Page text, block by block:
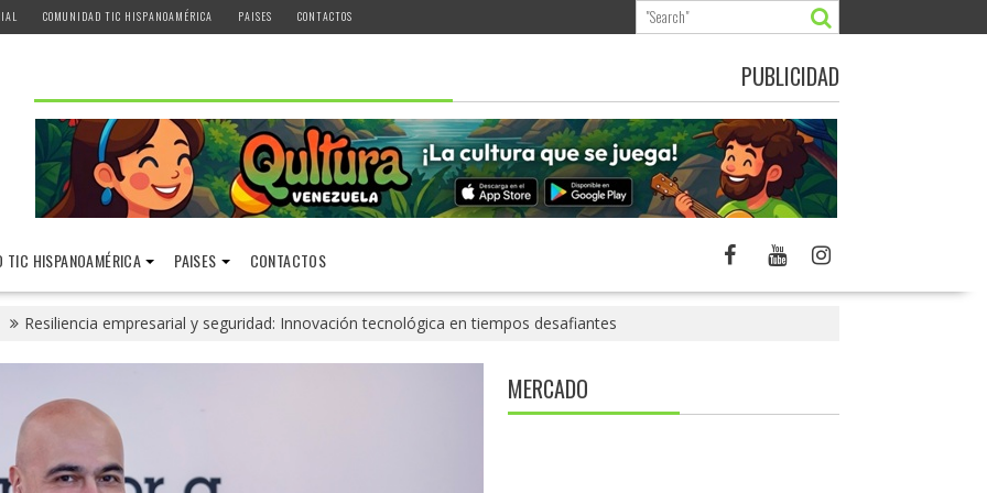
COMUNIDAD TIC HISPANOAMÉRICA PAISES CONTACTOS
PUBLICIDAD
TIC HISPANOAMÉRICA PAISES CONTACTOS
Resiliencia empresarial y seguridad: Innovación tecnológica en tiempos desafiantes
MERCADO